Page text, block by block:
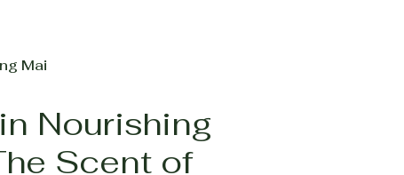
Mai
Nourishing
Scent of